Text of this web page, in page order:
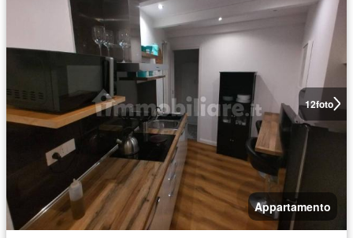
12foto
Appartamento